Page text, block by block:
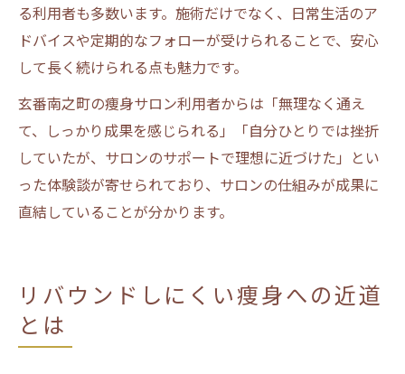
る利用者も多数います。施術だけでなく、日常生活のア
ドバイスや定期的なフォローが受けられることで、安心
して長く続けられる点も魅力です。
玄番南之町の痩身サロン利用者からは「無理なく通え
て、しっかり成果を感じられる」「自分ひとりでは挫折
していたが、サロンのサポートで理想に近づけた」とい
った体験談が寄せられており、サロンの仕組みが成果に
直結していることが分かります。
リバウンドしにくい痩身への近道
とは